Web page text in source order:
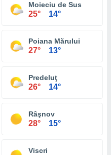
Moieciu de Sus
25° 14°
Poiana Mărului
27° 13°
Predeluţ
26° 14°
Râşnov
28° 15°
Viscri